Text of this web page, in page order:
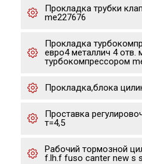
Прокладка трубки
me227676
Прокладка
евро4 металлич 4 отв.
турбокомпрессором
Прокладка,блока
Проставка
т=4,5
Рабочий тормозной
f.lh.f fuso canter new s